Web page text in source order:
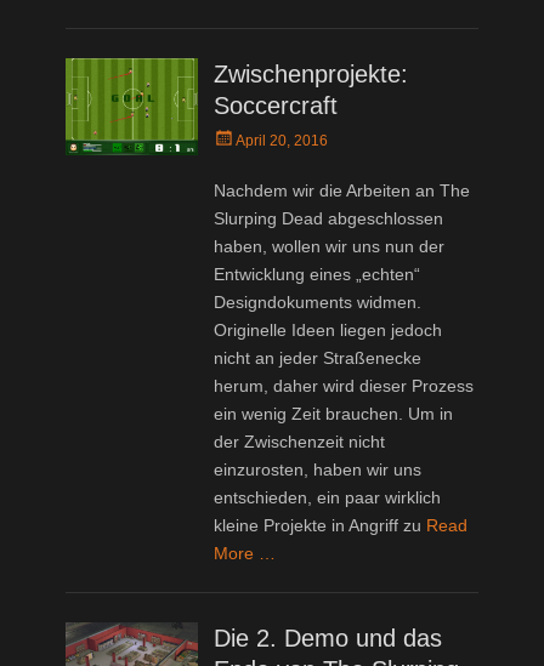
Zwischenprojekte:
Soccercraft
PostedApril 20, 2016
Nachdem wir die Arbeiten an The
Slurping Dead abgeschlossen
haben, wollen wir uns nun der
Entwicklung eines „echten“
Designdokuments widmen.
Originelle Ideen liegen jedoch
nicht an jeder Straßenecke
herum, daher wird dieser Prozess
ein wenig Zeit brauchen. Um in
der Zwischenzeit nicht
einzurosten, haben wir uns
entschieden, ein paar wirklich
kleine Projekte in Angriff zu Read
More …
Die 2. Demo und das